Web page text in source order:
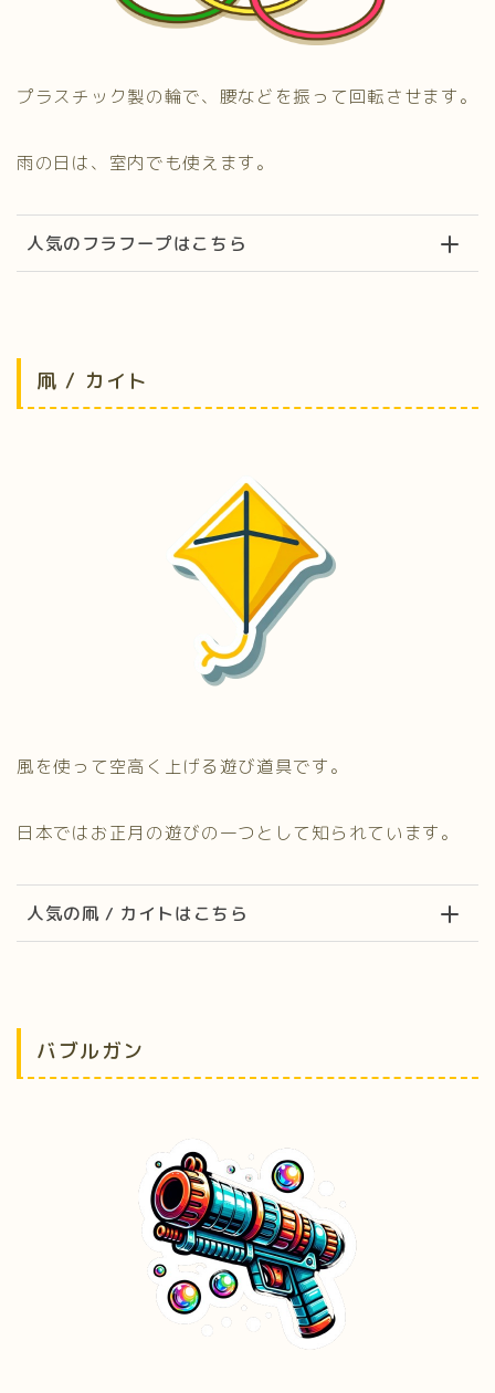
プラスチック製の輪で、腰などを振って回転させます。
雨の日は、室内でも使えます。
人気のフラフープはこちら
凧 / カイト
風を使って空高く上げる遊び道具です。
日本ではお正月の遊びの一つとして知られています。
人気の凧 / カイトはこちら
バブルガン